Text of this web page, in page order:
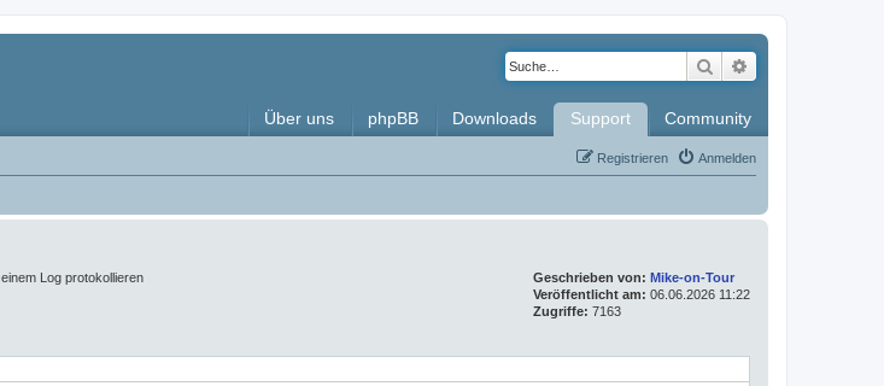
Suche
Über uns phpBB Downloads Support Community
Anmelden
Registrieren
Geschrieben von: Mike-on-Tour
Veröffentlicht am: 06.06.2026 11:22
Zugriffe: 7163
Log protokollieren